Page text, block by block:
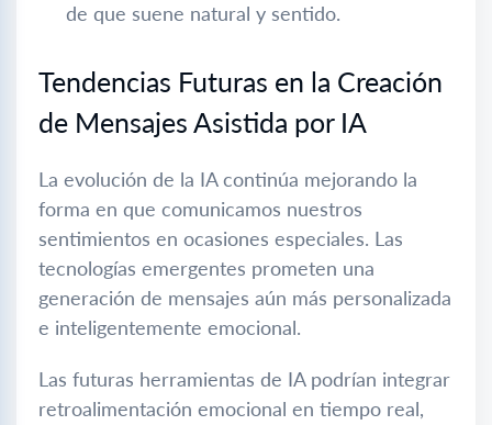
de que suene natural y sentido.
Tendencias Futuras en la Creación
de Mensajes Asistida por IA
La evolución de la IA continúa mejorando la
forma en que comunicamos nuestros
sentimientos en ocasiones especiales. Las
tecnologías emergentes prometen una
generación de mensajes aún más personalizada
e inteligentemente emocional.
Las futuras herramientas de IA podrían integrar
retroalimentación emocional en tiempo real,